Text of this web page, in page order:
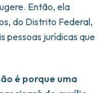
Então, ela
do Distrito Federal,
pessoas jurídicas que
é porque uma